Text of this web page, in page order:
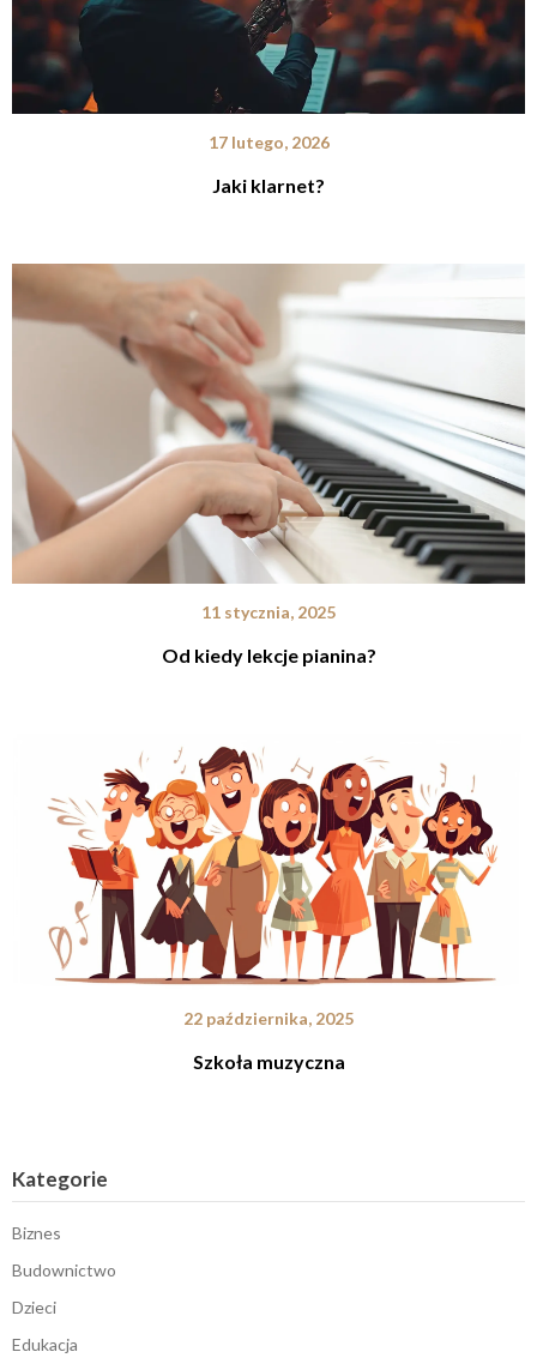
17 lutego, 2026
Jaki klarnet?
11 stycznia, 2025
Od kiedy lekcje pianina?
22 października, 2025
Szkoła muzyczna
Kategorie
Biznes
Budownictwo
Dzieci
Edukacja